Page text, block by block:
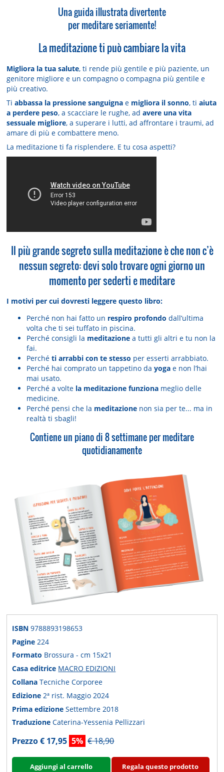
Una guida illustrata divertente
per meditare seriamente!
La meditazione ti può cambiare la vita
Migliora la tua salute, ti rende più gentile e più paziente, un
genitore migliore e un compagno o compagna più gentile e
più creativo.
Tiabbassa la pressione sanguigna e migliora il sonno, tiaiuta
a perdere peso, a scacciare le rughe, adavere una vita
sessuale migliore, a superare i lutti, ad affrontare i traumi, ad
amare di più e combattere meno.
La meditazione ti fa risplendere. E tu cosa aspetti?
Il più grande segreto sulla meditazione è che non c’è
nessun segreto: devi solo trovare ogni giorno un
momento per sederti e meditare
I motivi per cui dovresti leggere questo libro:
Perché non hai fatto un respiro profondo dall’ultima
volta che ti sei tuffato in piscina.
Perché consigli la meditazione a tutti gli altri e tu non la
fai.
Perchéti arrabbi con te stesso per esserti arrabbiato.
Perché hai comprato un tappetino dayoga e non l’hai
mai usato.
Perché a volte la meditazione funziona meglio delle
medicine.
Perché pensi che la meditazione non sia per te... ma in
realtà ti sbagli!
Contiene un piano di 8 settimane per meditare
quotidianamente
ISBN9788893198653
Pagine 224
Formato Brossura - cm 15x21
Casa editrice MACRO EDIZIONI
CollanaTecniche Corporee
Edizione 2ª rist. Maggio 2024
Prima edizioneSettembre 2018
TraduzioneCaterina-Yessenia Pellizzari
Prezzo € 17,95 5% € 18,90
Aggiungi al carrello Regala questo prodotto